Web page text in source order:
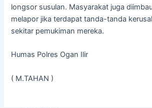
longsor susulan. Masyarakat juga
melapor jika terdapat tanda-tanda
sekitar pemukiman mereka.
Humas Polres Ogan Ilir
( M.TAHAN )